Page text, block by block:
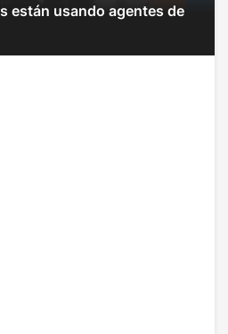
están usando agentes de